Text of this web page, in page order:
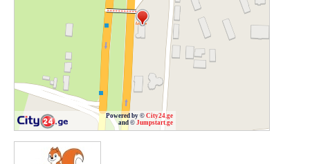
Powered by © City24.ge
and © Jumpstart.ge